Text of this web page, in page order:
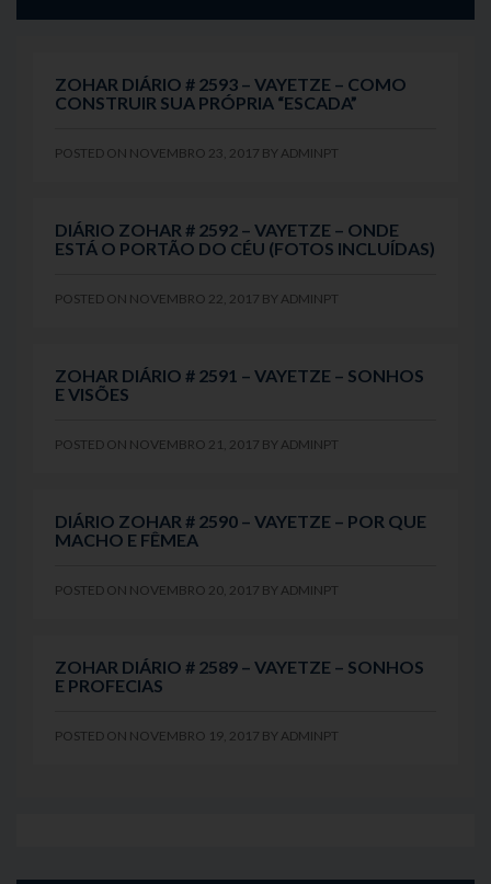
ZOHAR DIÁRIO # 2593 – VAYETZE – COMO
CONSTRUIR SUA PRÓPRIA “ESCADA”
POSTED ON NOVEMBRO 23, 2017 BY ADMINPT
DIÁRIO ZOHAR # 2592 – VAYETZE – ONDE
ESTÁ O PORTÃO DO CÉU (FOTOS INCLUÍDAS)
POSTED ON NOVEMBRO 22, 2017 BY ADMINPT
ZOHAR DIÁRIO # 2591 – VAYETZE – SONHOS
E VISÕES
POSTED ON NOVEMBRO 21, 2017 BY ADMINPT
DIÁRIO ZOHAR # 2590 – VAYETZE – POR QUE
MACHO E FÊMEA
POSTED ON NOVEMBRO 20, 2017 BY ADMINPT
ZOHAR DIÁRIO # 2589 – VAYETZE – SONHOS
E PROFECIAS
POSTED ON NOVEMBRO 19, 2017 BY ADMINPT